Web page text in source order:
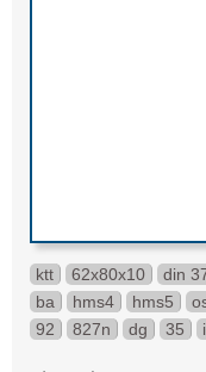
ktt 62x80x10 din
ba
hms4 hms5
92
827n dg 35